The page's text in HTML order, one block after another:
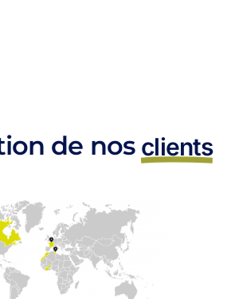
de nos clients